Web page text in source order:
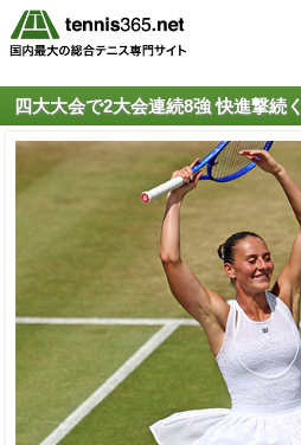
四大大会で2大会連続8強 快進撃続く